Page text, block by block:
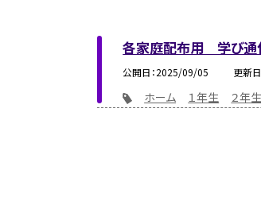
各家庭配布用 学び
公開日 2025/09/05 更新日
ホーム １年生 ２年生